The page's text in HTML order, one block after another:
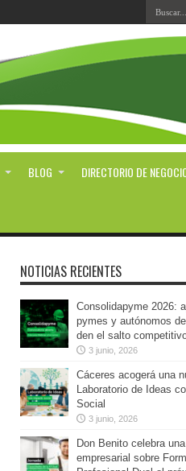
BLOG DIRECTORIO DE
NOTICIAS RECIENTES
Consolidapyme 2026:
pymes y autónomos
den el salto
3 junio, 2026
Cáceres acogerá una
Laboratorio de Ideas
Social
3 junio, 2026
Don Benito celebra
empresarial sobre